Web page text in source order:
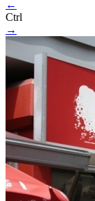
←
Ctrl
→